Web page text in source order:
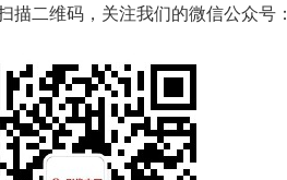
描二维码，关注我们的微信公众号：